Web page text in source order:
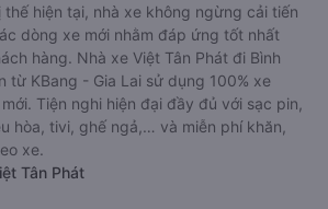
thế hiện tại, nhà xe không ngừng cải tiến
dòng xe mới nhằm đáp ứng tốt nhất
hàng. Nhà xe Việt Tân Phát đi Bình
từ KBang - Gia Lai sử dụng 100% xe
Tiện nghi hiện đại đầy đủ với sạc pin,
hòa, tivi, ghế ngả,… và miễn phí khăn,
xe.
Tân Phát